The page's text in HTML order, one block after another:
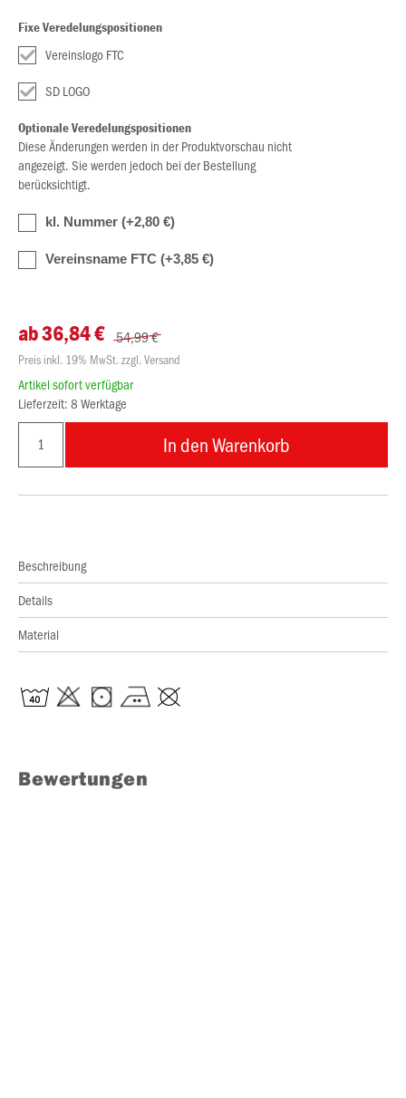
Fixe Veredelungspositionen
Vereinslogo FTC
SD LOGO
Optionale Veredelungspositionen
Diese Änderungen werden in der Produktvorschau nicht
angezeigt. Sie werden jedoch bei der Bestellung
berücksichtigt.
kl. Nummer (+2,80 €)
Vereinsname FTC (+3,85 €)
ab 36,84 € 54,99 €
Preis inkl. 19% MwSt. zzgl. Versand
Artikel sofort verfügbar
Lieferzeit: 8 Werktage
In den Warenkorb
Beschreibung
Details
Material
Bewertungen